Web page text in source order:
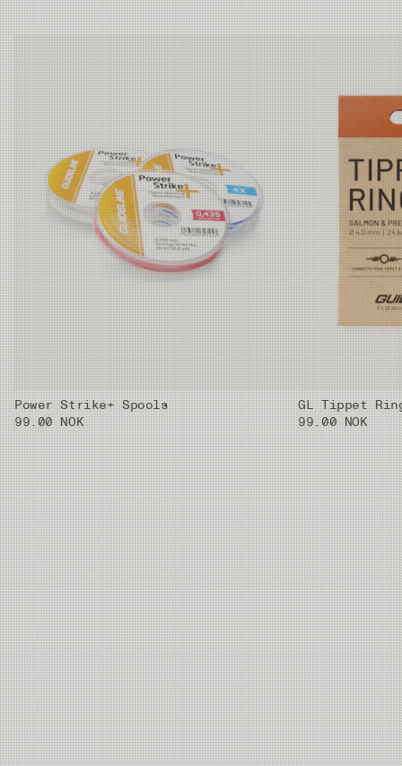
6X 0.128 mm 1.47kg 30m
30m
0.205 mm 3.61kg 30m
0.235 mm 4.43kg 30m
30m
01X 0.33 mm 8.42kg 30m
02X 0.37 mm 10.2kg 30m
03X 0.405 mm 11.59kg 30m
04X 0.435 mm 13.9kg 30m
05X 0.47 mm 16.42kg 30m
06X 0.52 mm 20.38kg 20m
Power Strike+ Spools
99.00 NOK
GL Tippet
99.00 NOK